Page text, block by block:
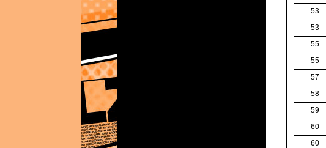
53
53
55
55
57
58
59
60
60